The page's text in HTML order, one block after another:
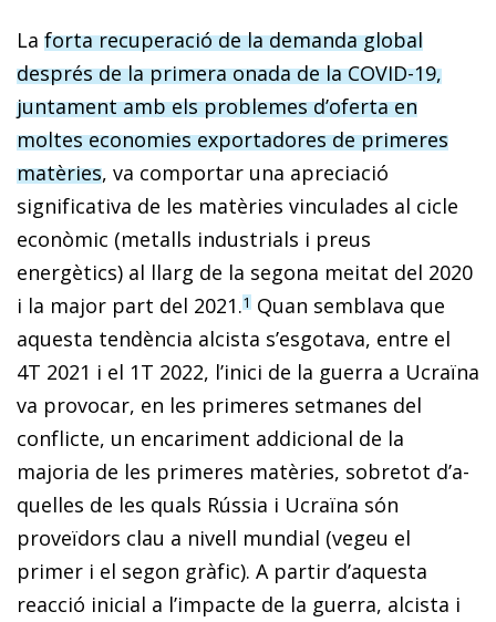
La forta recuperació de la demanda global
després de la primera onada de la COVID-19,
juntament amb els problemes d’oferta en
moltes economies exportadores de primeres
matèries, va comportar una apreciació
significativa de les matèries vinculades al cicle
econòmic (metalls industrials i preus
energètics) al llarg de la segona meitat del 2020
i la major part del 2021.1 Quan semblava que
aquesta tendència alcista s’esgotava, entre el
4T 2021 i el 1T 2022, l’inici de la guerra a Ucraïna
va provocar, en les primeres setmanes del
conflicte, un encariment addicional de la
majoria de les primeres matèries, sobretot d’a­­
quelles de les quals Rússia i Ucraïna són
proveïdors clau a nivell mundial (vegeu el
primer i el segon gràfic). A partir d’aquesta
reacció inicial a l’impacte de la guerra, alcista i